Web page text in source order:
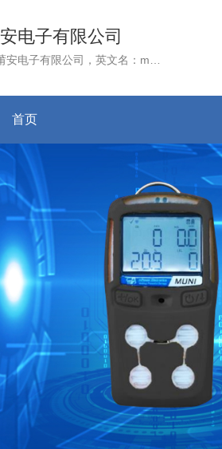
电子有限公司
首页